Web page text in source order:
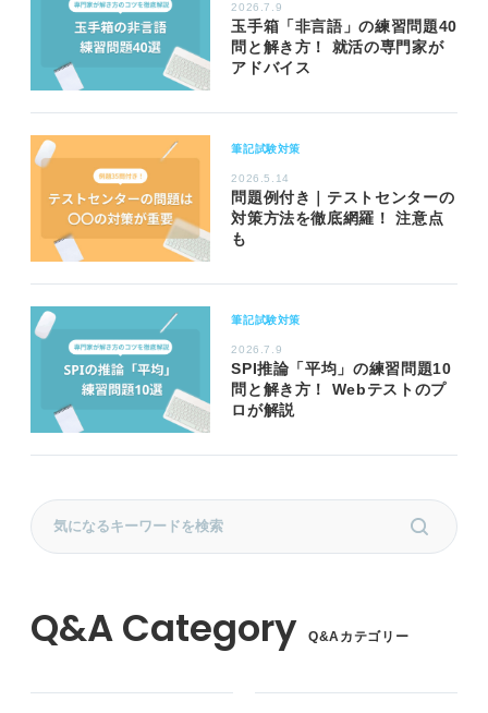
2026.7.9
玉手箱「非言語」の練習問題40
問と解き方！ 就活の専門家が
アドバイス
筆記試験対策
2026.5.14
問題例付き｜テストセンターの
対策方法を徹底網羅！ 注意点
も
筆記試験対策
2026.7.9
SPI推論「平均」の練習問題10
問と解き方！ Webテストのプ
ロが解説
Q&Aカテゴリー